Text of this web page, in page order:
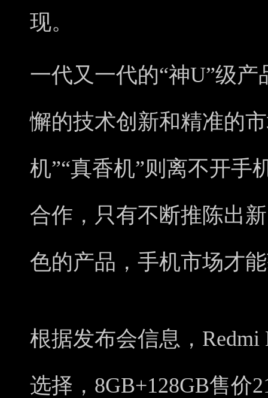
现。
一代又一代的“神U”级
懈的技术创新和精准的
机”“真香机”则离不开手
合作，只有不断推陈出
色的产品，手机市场才
根据发布会信息，
选择，8GB+128GB售价